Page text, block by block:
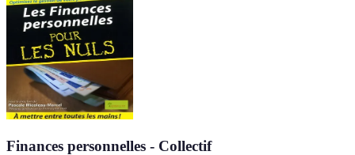
Finances personnelles - Collectif